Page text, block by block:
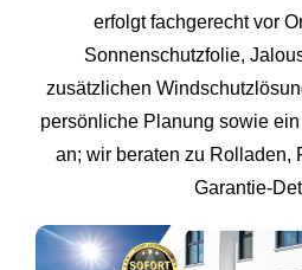
erfolgt fachgerecht vor
Sonnenschutzfolie,
zusätzlichen
persönliche Planung sowie
an; wir beraten zu Rolladen,